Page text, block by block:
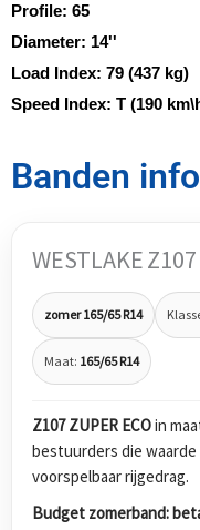
Profile: 65
Diameter: 14''
Load Index: 79 (437 kg)
Speed Index: T (190
Banden
WESTLAKE Z107
zomer 165/65 R14
Maat: 165/65 R14
Z107 ZUPER ECOin
bestuurders die
voorspelbaar rijgedrag.
Budget zomerband: